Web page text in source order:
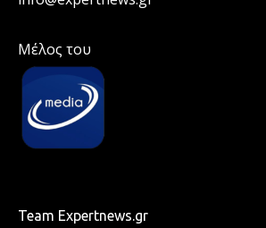
Μέλος του
Team Expertnews.gr